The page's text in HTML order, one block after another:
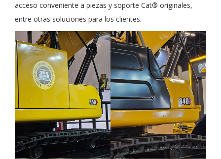
acceso conveniente a piezas y soporte Cat®️ originales,
entre otras soluciones para los clientes.